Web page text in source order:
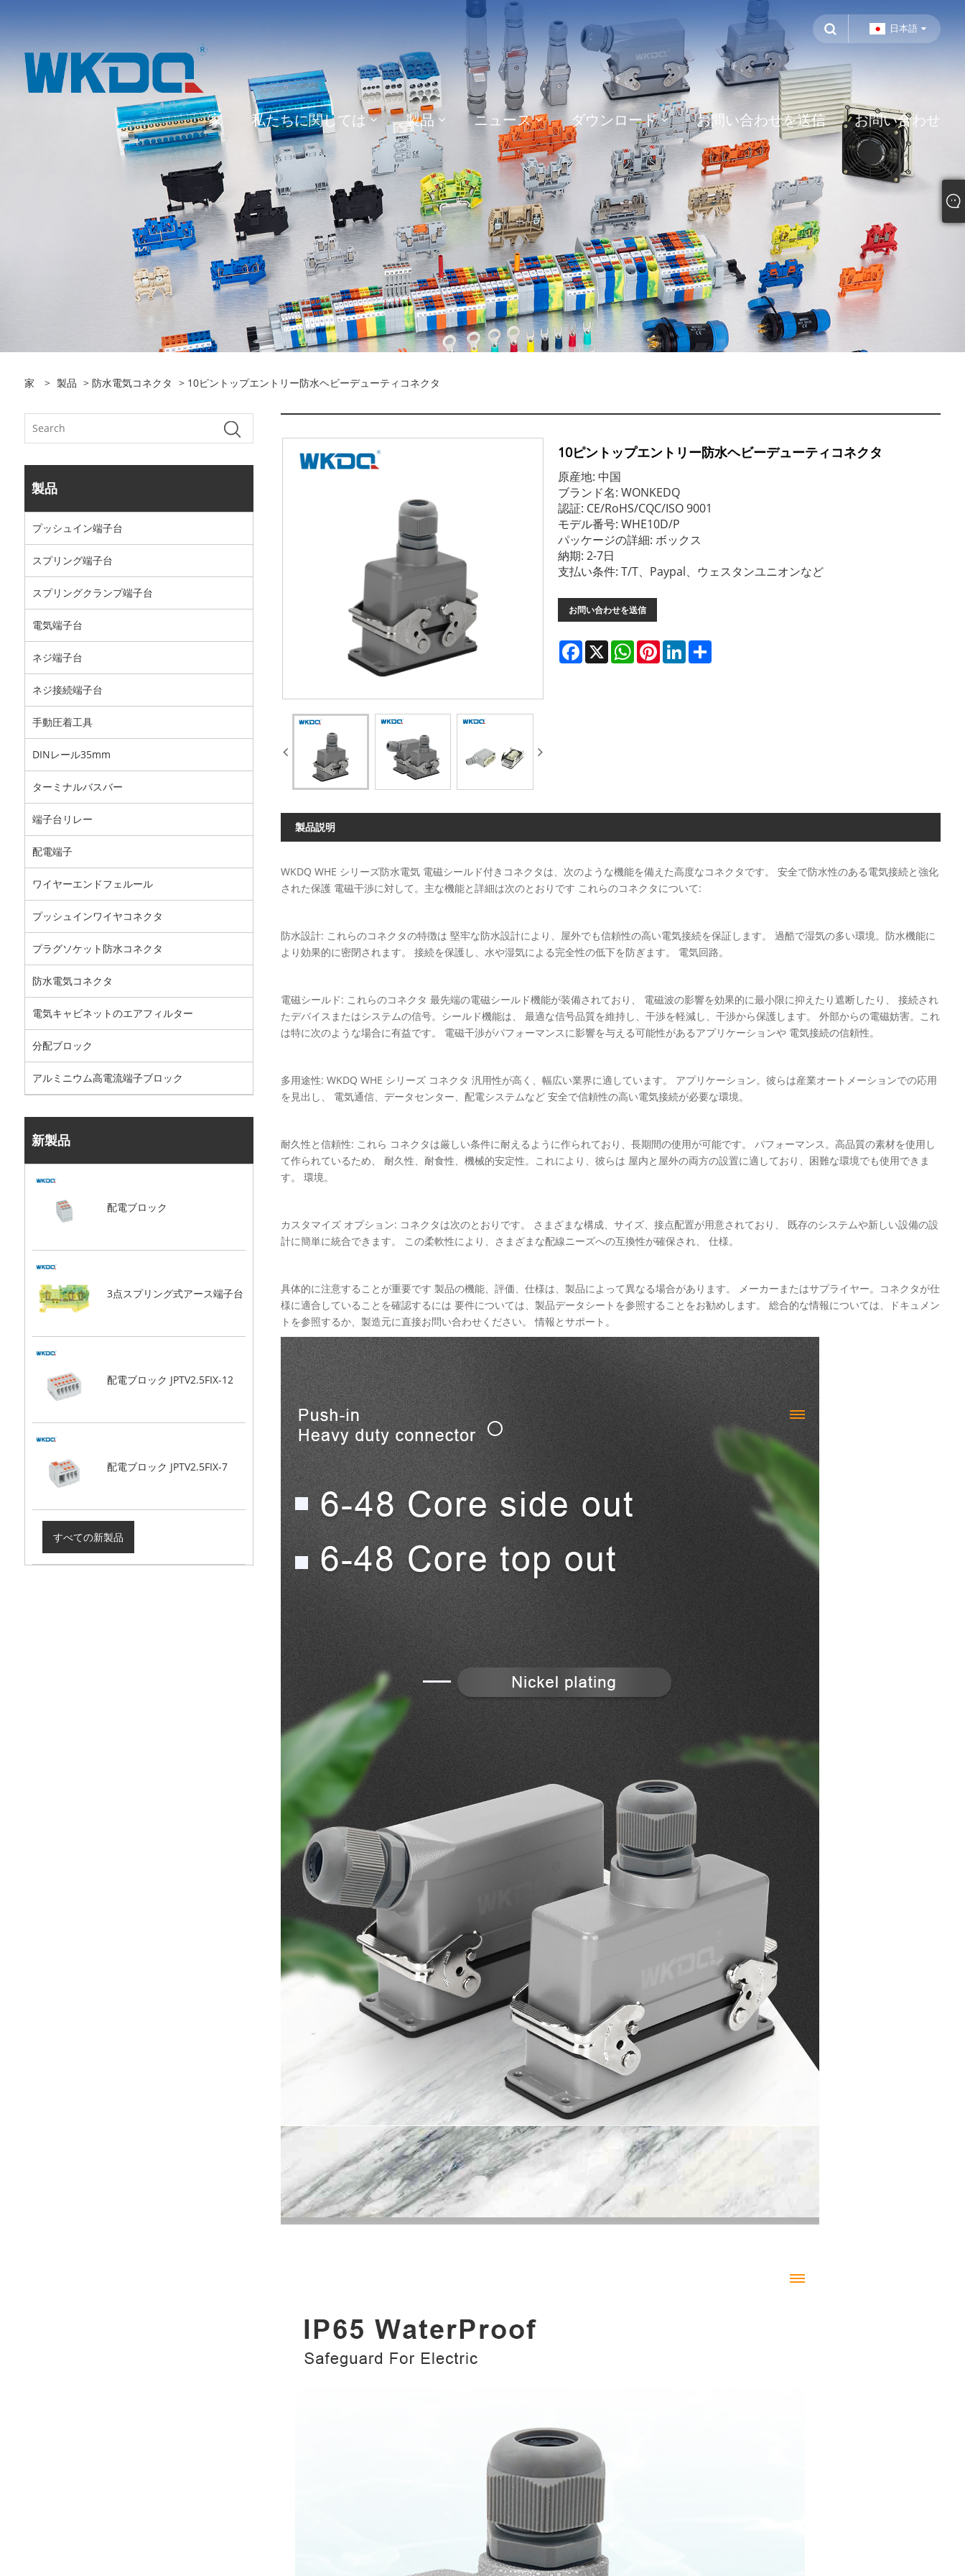
日本語
家 私たちに関しては 製品 ニュース ダウンロード お問い合わせを送信 お問い合わせ
家 > 製品 > 防水電気コネクタ > 10ピントップエントリー防水ヘビーデューティコネクタ
製品
プッシュイン端​​子台
スプリング端子台
スプリングクランプ端子台
電気端子台
ネジ端子台
ネジ接続端子台
手動圧着工具
DINレール35mm
ターミナルバスバー
端子台リレー
配電端子
ワイヤーエンドフェルール
プッシュインワイヤコネクタ
プラグソケット防水コネクタ
防水電気コネクタ
電気キャビネットのエアフィルター
分配ブロック
アルミニウム高電流端子ブロック
新製品
配電ブロック
3点スプリング式アース端子台
配電ブロック JPTV2.5FIX-12
配電ブロック JPTV2.5FIX-7
すべての新製品
10ピントップエントリー防水ヘビーデューティコネクタ
原産地: 中国
ブランド名: WONKEDQ
認証: CE/RoHS/CQC/ISO 9001
モデル番号: WHE10D/P
パッケージの詳細: ボックス
納期: 2-7日
支払い条件: T/T、Paypal、ウェスタンユニオンなど
お問い合わせを送信
Facebook
X WhatsApp
PinterestLinkedIn
製品説明
WKDQ WHE シリーズ防水電気 電磁シールド付きコネクタは、次のような機能を備えた高度なコネクタです。 安全で防水性のある電気接続と強化
された保護 電磁干渉に対して。主な機能と詳細は次のとおりです これらのコネクタについて:
防水設計: これらのコネクタの特徴は 堅牢な防水設計により、屋外でも信頼性の高い電気接続を保証します。 過酷で湿気の多い環境。防水機能に
より効果的に密閉されます。 接続を保護し、水や湿気による完全性の低下を防ぎます。 電気回路。
電磁シールド: これらのコネクタ 最先端の電磁シールド機能が装備されており、 電磁波の影響を効果的に最小限に抑えたり遮断したり、 接続され
たデバイスまたはシステムの信号。シールド機能は、 最適な信号品質を維持し、干渉を軽減し、干渉から保護します。 外部からの電磁妨害。これ
は特に次のような場合に有益です。 電磁干渉がパフォーマンスに影響を与える可能性があるアプリケーションや 電気接続の信頼性。
多用途性: WKDQ WHE シリーズ コネクタ 汎用性が高く、幅広い業界に適しています。 アプリケーション。彼らは産業オートメーションでの応用
を見出し、 電気通信、データセンター、配電システムなど 安全で信頼性の高い電気接続が必要な環境。
耐久性と信頼性: これら コネクタは厳しい条件に耐えるように作られており、長期間の使用が可能です。 パフォーマンス。高品質の素材を使用し
て作られているため、 耐久性、耐食性、機械的安定性。これにより、彼らは 屋内と屋外の両方の設置に適しており、困難な環境でも使用できま
す。 環境。
カスタマイズ オプション: コネクタは次のとおりです。 さまざまな構成、サイズ、接点配置が用意されており、 既存のシステムや新しい設備の設
計に簡単に統合できます。 この柔軟性により、さまざまな配線ニーズへの互換性が確保され、 仕様。
具体的に注意することが重要です 製品の機能、評価、仕様は、製品によって異なる場合があります。 メーカーまたはサプライヤー。コネクタが仕
様に適合していることを確認するには 要件については、製品データシートを参照することをお勧めします。 総合的な情報については、ドキュメン
トを参照するか、製造元に直接お問い合わせください。 情報とサポート。